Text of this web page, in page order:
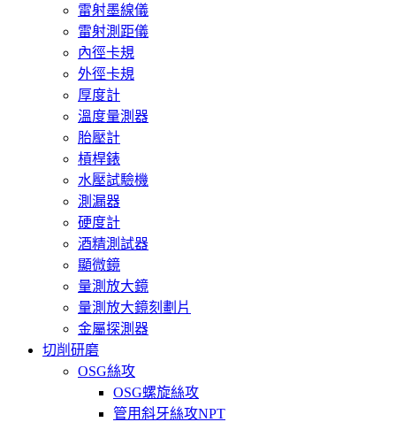
雷射墨線儀
雷射測距儀
內徑卡規
外徑卡規
厚度計
溫度量測器
胎壓計
槓桿錶
水壓試驗機
測漏器
硬度計
酒精測試器
顯微鏡
量測放大鏡
量測放大鏡刻劃片
金屬探測器
切削研磨
OSG絲攻
OSG螺旋絲攻
管用斜牙絲攻NPT